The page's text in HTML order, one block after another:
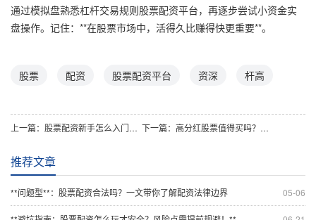
通过模拟盘熟悉杠杆交易规则股票配资平台，再逐步尝试小资金实
盘操作。记住：**在股票市场中，活得久比赚得快更重要**。
股票 配资 股票配资平台 资深 杆高
上一篇： 股票配资新手怎么入门？掌握这几点轻松开启投资路 下一篇： 高分红股票值得买吗？一文读懂投资逻辑与风险！
推荐文章
05-06
**问题型**：股票配资合法吗？一文带你了解配资法律边界